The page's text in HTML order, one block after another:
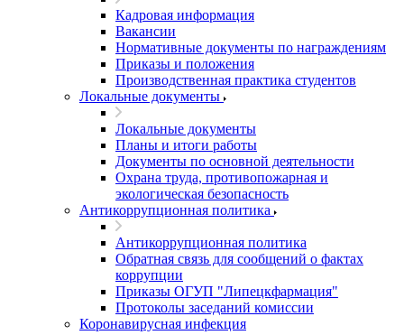
Кадровая информация
Вакансии
Нормативные документы по награждениям
Приказы и положения
Производственная практика студентов
Локальные документы
Локальные документы
Планы и итоги работы
Документы по основной деятельности
Охрана труда, противопожарная и
экологическая безопасность
Антикоррупционная политика
Антикоррупционная политика
Обратная связь для сообщений о фактах
коррупции
Приказы ОГУП "Липецкфармация"
Протоколы заседаний комиссии
Коронавирусная инфекция